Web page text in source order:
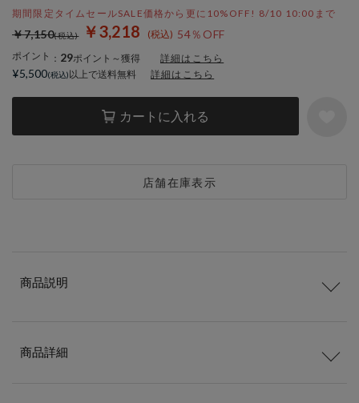
期間限定タイムセールSALE価格から更に10%OFF! 8/10 10:00まで
￥3,218 54％OFF
￥7,150
ポイント ： 29ポイント～獲得 詳細はこちら
カートに入れる
店舗在庫表示
¥5,500 以上で送料無料 詳細はこちら
商品説明
商品詳細